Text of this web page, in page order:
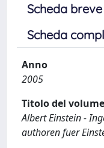
Scheda breve
Scheda
Anno
2005
Titolo del volume
Albert Einstein -
authoren fuer